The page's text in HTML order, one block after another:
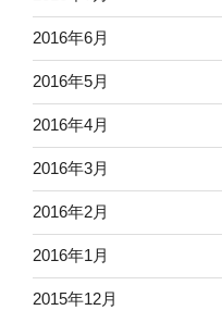
2016年6月
2016年5月
2016年4月
2016年3月
2016年2月
2016年1月
2015年12月